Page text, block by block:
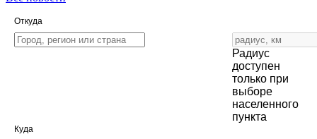
Откуда
Радиус
доступен
только при
выборе
населенного
пункта
Куда